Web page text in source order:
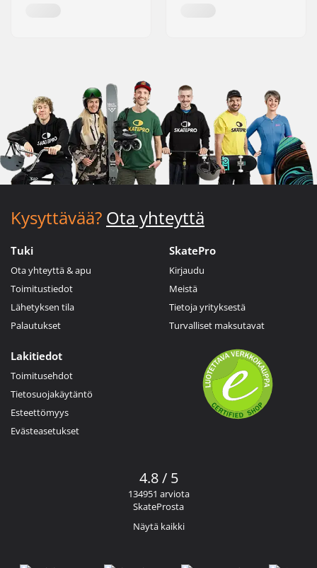
Kysyttävää? Ota yhteyttä
Tuki
Ota yhteyttä & apu
Toimitustiedot
Lähetyksen tila
Palautukset
SkatePro
Kirjaudu
Meistä
Tietoja yrityksestä
Turvalliset maksutavat
Lakitiedot
Toimitusehdot
Tietosuojakäytäntö
Esteettömyys
Evästeasetukset
4.8 / 5
134951 arviota
SkateProsta
Näytä kaikki